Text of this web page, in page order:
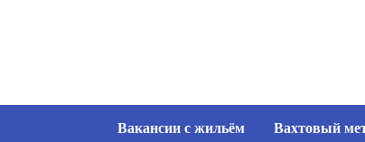
Вакансии с жильём Вахтовый